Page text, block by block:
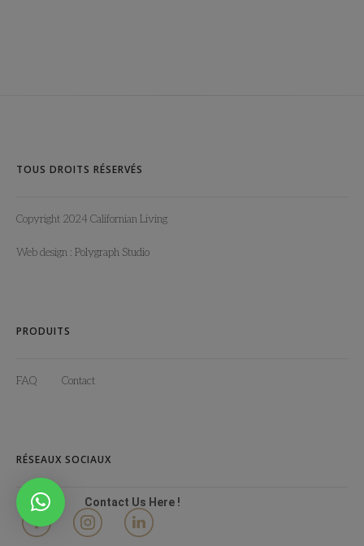
TOUS DROITS RÉSERVÉS
Copyright 2024 Californian Living
Web design : Polygraph Studio
PRODUITS
FAQ Contact
RÉSEAUX SOCIAUX
Contact Us Here !